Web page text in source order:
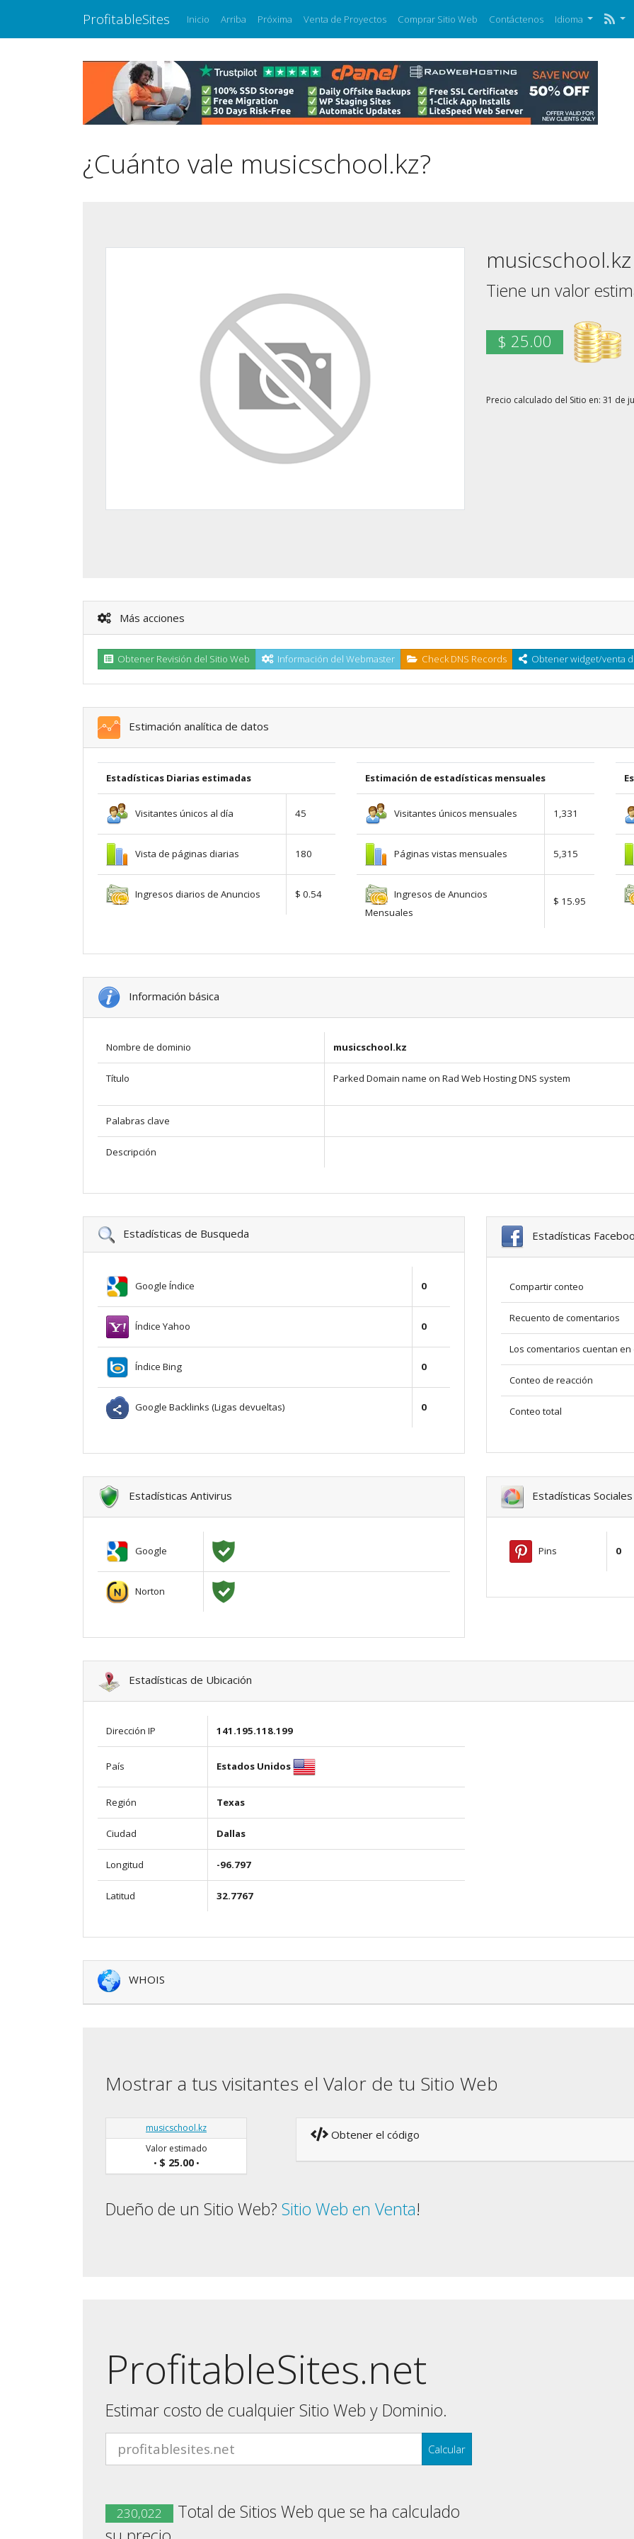
ProfitableSites Inicio Arriba Próxima Venta de Proyectos Comprar Sitio Web Contáctenos Idioma
¿Cuánto vale musicschool.kz?
musicschool.kz
Tiene un valor
$ 25.00
Precio calculado del Sitio en: 31
Más acciones
Obtener Revisión del Sitio Web Información del Webmaster Check DNS Records Obtener widget/venta
Estimación analítica de datos
Estadísticas Diarias estimadas
Visitantes únicos al día 45
Vista de páginas diarias 180
Ingresos diarios de Anuncios $ 0.54
Estimación de estadísticas mensuales
Visitantes únicos mensuales 1,331
Páginas vistas mensuales 5,315
Ingresos de Anuncios
Mensuales
$ 15.95
Información básica
Nombre de dominio musicschool.kz
Título Parked Domain name on Rad Web Hosting DNS system
Palabras clave
Descripción
Estadísticas de Busqueda
Google Índice 0
Índice Yahoo 0
Índice Bing 0
Google Backlinks (Ligas devueltas) 0
Estadísticas
Compartir conteo
Recuento de comentarios
Los comentarios cuentan
Conteo de reacción
Conteo total
Estadísticas Antivirus
Google
Norton
Estadísticas Sociales
Pins 0
Estadísticas de Ubicación
Dirección IP 141.195.118.199
País Estados Unidos
Región Texas
Ciudad Dallas
Longitud -96.797
Latitud 32.7767
WHOIS
Mostrar a tus visitantes el Valor de tu Sitio Web
musicschool.kz
Valor estimado
• $ 25.00•
Obtener el código
Dueño de un Sitio Web? Sitio Web en Venta!
ProfitableSites.net
Estimar costo de cualquier Sitio Web y Dominio.
Calcular
230,022
Total de Sitios Web que se ha calculado